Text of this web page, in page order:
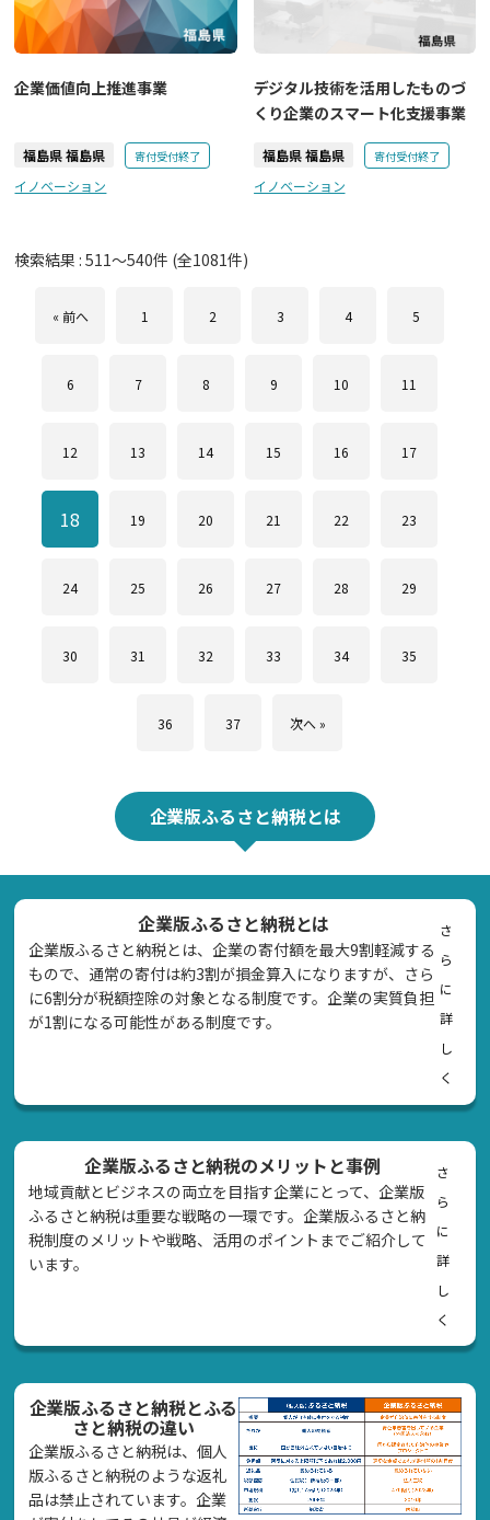
企業価値向上推進事業
福島県 福島県 寄付受付終了
イノベーション
デジタル技術を活用したものづ
くり企業のスマート化支援事業
福島県 福島県 寄付受付終了
イノベーション
検索結果 :511～540件 (全1081件)
« 前へ 1 2 3 4 5
6 7 8 9 10 11
12 13 14 15 16 17
18 19 20 21 22 23
24 25 26 27 28 29
30 31 32 33 34 35
36 37 次へ »
企業版ふるさと納税とは
企業版ふるさと納税とは
企業版ふるさと納税とは、企業の寄付額を最大9割軽減する
もので、通常の寄付は約3割が損金算入になりますが、さら
に6割分が税額控除の対象となる制度です。企業の実質負担
が1割になる可能性がある制度です。
さ
ら
に
詳
し
く
企業版ふるさと納税のメリットと事例
地域貢献とビジネスの両立を目指す企業にとって、企業版
ふるさと納税は重要な戦略の一環です。企業版ふるさと納
税制度のメリットや戦略、活用のポイントまでご紹介して
います。
さ
ら
に
詳
し
く
企業版ふるさと納税とふる
さと納税の違い
企業版ふるさと納税は、個人
版ふるさと納税のような返礼
品は禁止されています。企業